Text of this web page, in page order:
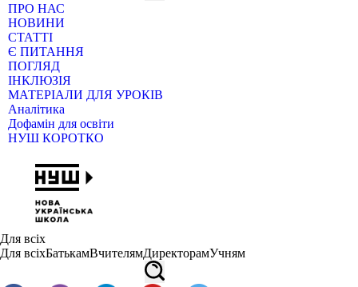
ПРО НАС
НОВИНИ
СТАТТІ
Є ПИТАННЯ
ПОГЛЯД
ІНКЛЮЗІЯ
МАТЕРІАЛИ ДЛЯ УРОКІВ
Аналітика
Дофамін для освіти
НУШ КОРОТКО
Для всіх
Для всіхБатькамВчителямДиректорамУчням